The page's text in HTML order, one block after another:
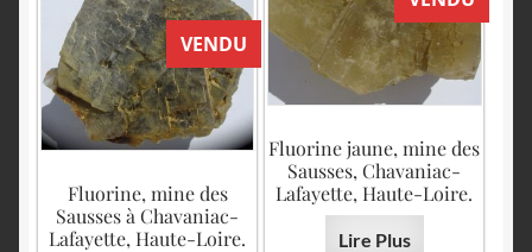
Fluorine jaune, mine des
Sausses, Chavaniac-
Lafayette, Haute-Loire.
Lire Plus
VENDU
Fluorine, mine des
Sausses à Chavaniac-
Lafayette, Haute-Loire.